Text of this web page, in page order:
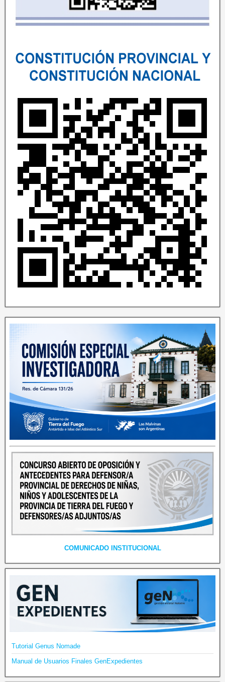
COMUNICADO INSTITUCIONAL
Tutorial Genus Nomade
Manual de Usuarios Finales GenExpedientes